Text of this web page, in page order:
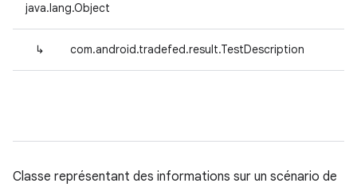
java.lang.Object
↳ com.android.tradefed.result.TestDescription
Classe représentant des informations sur un scénario de